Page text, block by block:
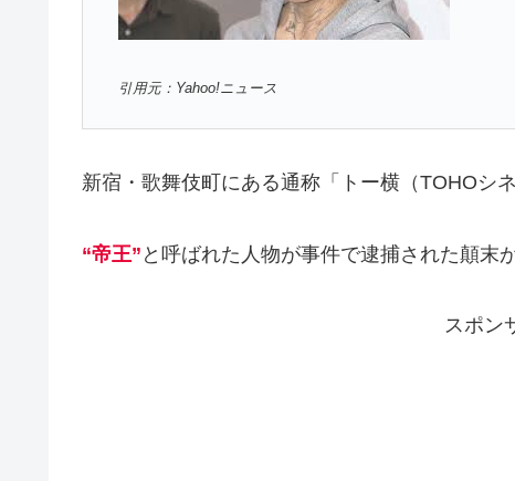
引用元：Yahoo!ニュース
新宿・歌舞伎町にある通称「トー横（TOHOシ
“帝王” と呼ばれた人物が事件で逮捕された顛末
スポン